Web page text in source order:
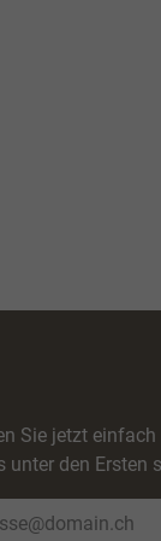
Sie jetzt
unter den
Mail-